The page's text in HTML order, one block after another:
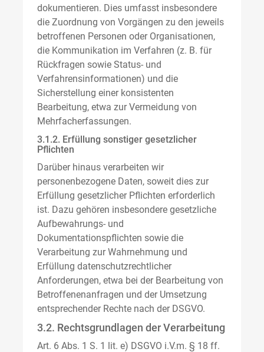
dokumentieren. Dies umfasst insbesondere
die Zuordnung von Vorgängen zu den jeweils
betroffenen Personen oder Organisationen,
die Kommunikation im Verfahren (z. B. für
Rückfragen sowie Status- und
Verfahrensinformationen) und die
Sicherstellung einer konsistenten
Bearbeitung, etwa zur Vermeidung von
Mehrfacherfassungen.
3.1.2. Erfüllung sonstiger gesetzlicher
Pflichten
Darüber hinaus verarbeiten wir
personenbezogene Daten, soweit dies zur
Erfüllung gesetzlicher Pflichten erforderlich
ist. Dazu gehören insbesondere gesetzliche
Aufbewahrungs- und
Dokumentationspflichten sowie die
Verarbeitung zur Wahrnehmung und
Erfüllung datenschutzrechtlicher
Anforderungen, etwa bei der Bearbeitung von
Betroffenenanfragen und der Umsetzung
entsprechender Rechte nach der DSGVO.
3.2. Rechtsgrundlagen der Verarbeitung
Art. 6 Abs. 1 S. 1 lit. e) DSGVO i.V.m. § 18 ff.